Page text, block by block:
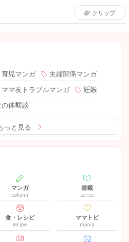
クリップ
育児マンガ
夫婦関係マンガ
ママ友トラブルマンガ
妊娠
体験談
っと見る
マンガ
column
連載
series
食・レシピ
recipe
ママトピ
mama